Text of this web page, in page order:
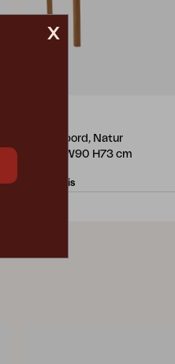
spisebord, Natur
L195 W90 H73 cm
Vejl. pris
x